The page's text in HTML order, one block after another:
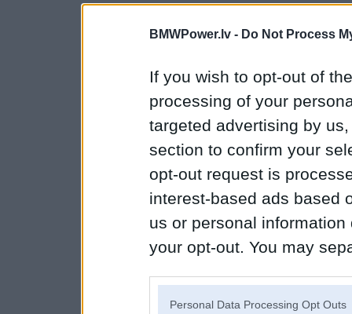
BMWPower.lv - Do Not Process
If you wish to opt-out of
processing of your
targeted advertising by
section to confirm your
opt-out request is
interest-based ads based
us or personal
your opt-out. You may
Personal Data Processing Opt Outs